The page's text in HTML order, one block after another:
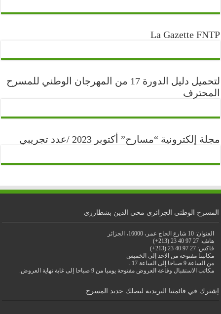
La Gazette FNTP
لتحميل دليل الدورة 17 من المهرجان الوطني للمسرح
المحترف
مجلة إلكترونية “مسارح” أكتوبر 2023 /عدد تجريبي
المسرح الوطني الجزائري محي الدين بشطارزي
العنوان: 10 شارع الحاج عمر، 16000، الجزائر
هاتف: 27 97 40 23 (213+)
فاكس: 27 97 40 23 (213+)
مكاتبنا مفتوحة من الاحد إلى الخميس
من الساعة 9 صباحا إلى الساعة 17 .
مكاتب الاستقبال وقاعة العروض مفتوحة يوميا من 9 صباحا إلى غاية نهاية العروض.
إشترك في قائمتنا البريدية ليصلك جديد المسرح